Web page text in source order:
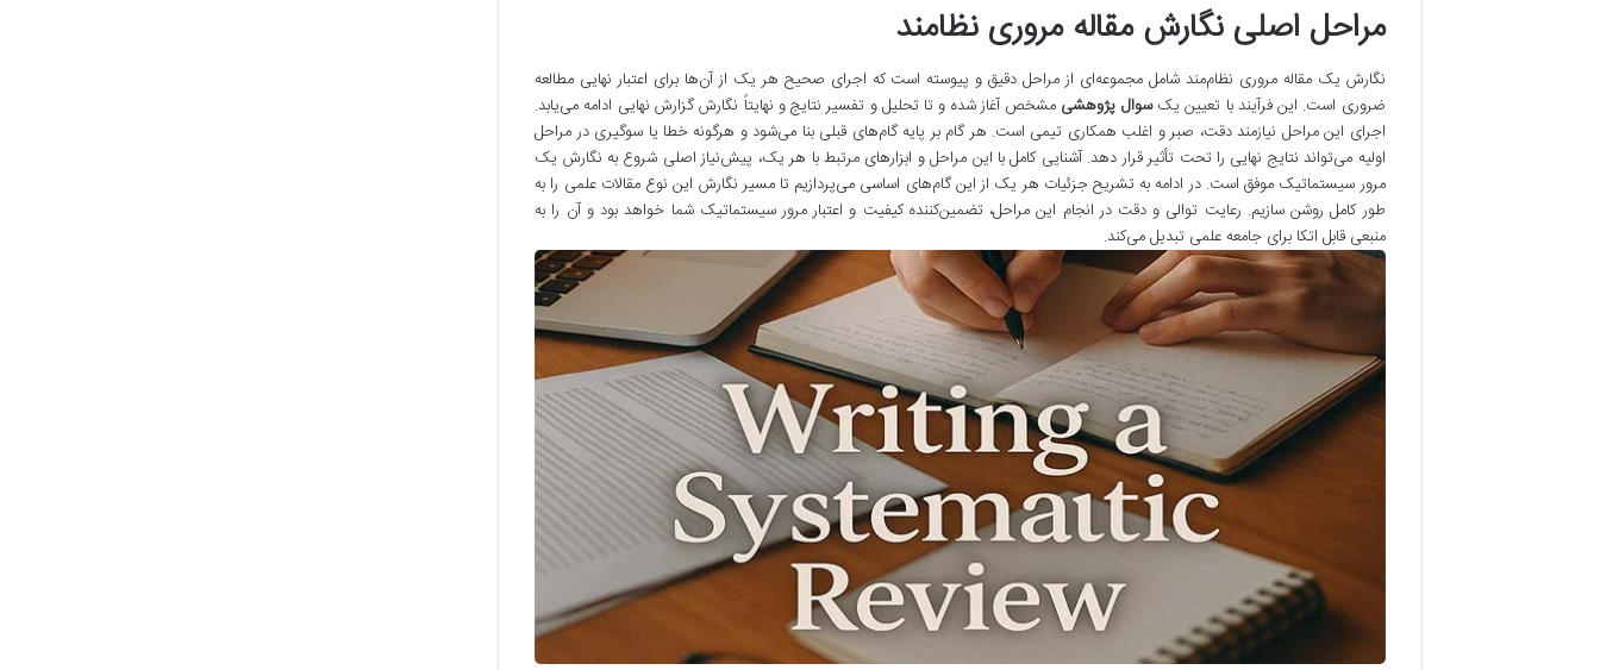
مراحل اصلی نگارش مقاله مروری نظامند
نگارش یک مقاله مروری نظام‌مند شامل مجموعه‌ای از مراحل دقیق و پیوسته است که اجرای صحیح هر یک از آن‌ها برای اعتبار نهایی مطالعه
ضروری است. این فرآیند با تعیین یکسوال پژوهشی مشخص آغاز شده و تا تحلیل و تفسیر نتایج و نهایتاً نگارش گزارش نهایی ادامه می‌یابد.
اجرای این مراحل نیازمند دقت، صبر و اغلب همکاری تیمی است. هر گام بر پایه گام‌های قبلی بنا می‌شود و هرگونه خطا یا سوگیری در مراحل
اولیه می‌تواند نتایج نهایی را تحت تأثیر قرار دهد. آشنایی کامل با این مراحل و ابزارهای مرتبط با هر یک، پیش‌نیاز اصلی شروع به نگارش یک
مرور سیستماتیک موفق است. در ادامه به تشریح جزئیات هر یک از این گام‌های اساسی می‌پردازیم تا مسیر نگارش این نوع مقالات علمی را به
طور کامل روشن سازیم. رعایت توالی و دقت در انجام این مراحل، تضمین‌کننده کیفیت و اعتبار مرور سیستماتیک شما خواهد بود و آن را به
منبعی قابل اتکا برای جامعه علمی تبدیل می‌کند.